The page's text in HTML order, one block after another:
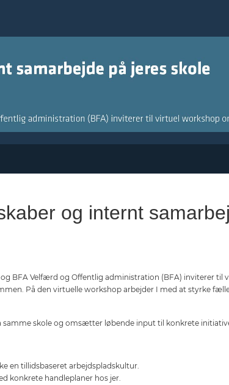
og internt
BFA Velfærd og Offentlig administration (BFA) inviterer til
På den virtuelle workshop arbejder I med at styrke
skole og omsætter løbende input til konkrete
en tillidsbaseret arbejdspladskultur.
konkrete handleplaner hos jer.